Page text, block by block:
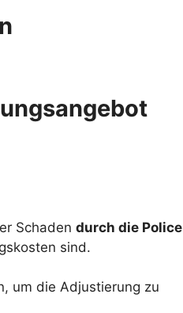
Schaden durch die Police
sind.
um die Adjustierung zu